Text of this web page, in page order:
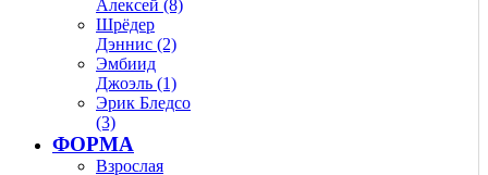
Алексей (8)
Шрёдер
Дэннис (2)
Эмбиид
Джоэль (1)
Эрик Бледсо
(3)
ФОРМА
Взрослая